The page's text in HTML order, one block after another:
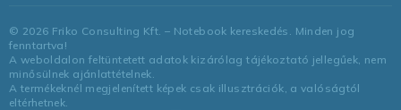
© 2026 Friko Consulting Kft. – Notebook kereskedés. Minden jog
fenntartva!
A weboldalon feltüntetett adatok kizárólag tájékoztató jellegűek, nem
minősülnek ajánlattételnek.
A termékeknél megjelenített képek csak illusztrációk, a valóságtól
eltérhetnek.